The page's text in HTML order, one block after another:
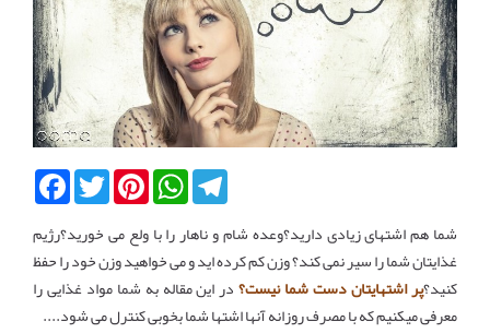
FacebookTwitterPinterestWhatsAppTelegram
شما هم اشتهای زیادی دارید؟وعده شام و ناهار را با ولع می خورید؟رژیم
غذایتان شما را سیر نمی کند؟ وزن کم کرده اید و می خواهید وزن خود را حفظ
کنید؟پر اشتهایتان دست شما نیست؟در این مقاله به شما مواد غذایی را
معرفی میکنیم که با مصرف روزانه آنها اشتها شما بخوبی کنترل می شود....